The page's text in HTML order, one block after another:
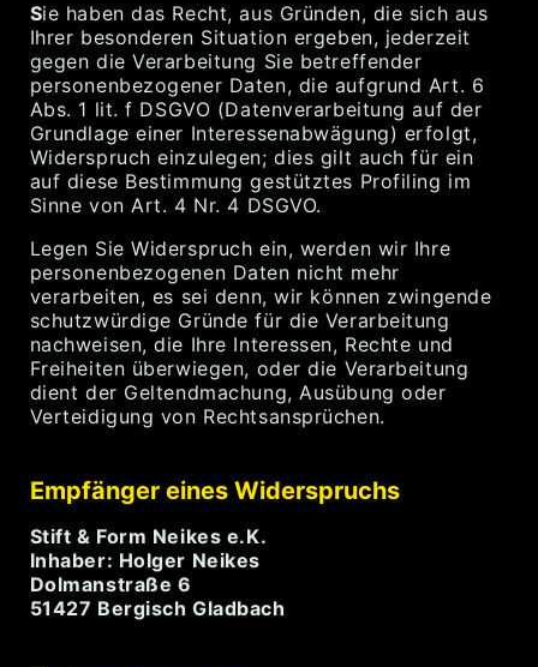
Sie haben das Recht, aus Gründen, die sich aus
Ihrer besonderen Situation ergeben, jederzeit
gegen die Verarbeitung Sie betreffender
personenbezogener Daten, die aufgrund Art. 6
Abs. 1 lit. f DSGVO (Datenverarbeitung auf der
Grundlage einer Interessenabwägung) erfolgt,
Widerspruch einzulegen; dies gilt auch für ein
auf diese Bestimmung gestütztes Profiling im
Sinne von Art. 4 Nr. 4 DSGVO.
Legen Sie Widerspruch ein, werden wir Ihre
personenbezogenen Daten nicht mehr
verarbeiten, es sei denn, wir können zwingende
schutzwürdige Gründe für die Verarbeitung
nachweisen, die Ihre Interessen, Rechte und
Freiheiten überwiegen, oder die Verarbeitung
dient der Geltendmachung, Ausübung oder
Verteidigung von Rechtsansprüchen.
Empfänger eines Widerspruchs
Stift & Form Neikes e.K.
Inhaber: Holger Neikes
Dolmanstraße 6
51427 Bergisch Gladbach